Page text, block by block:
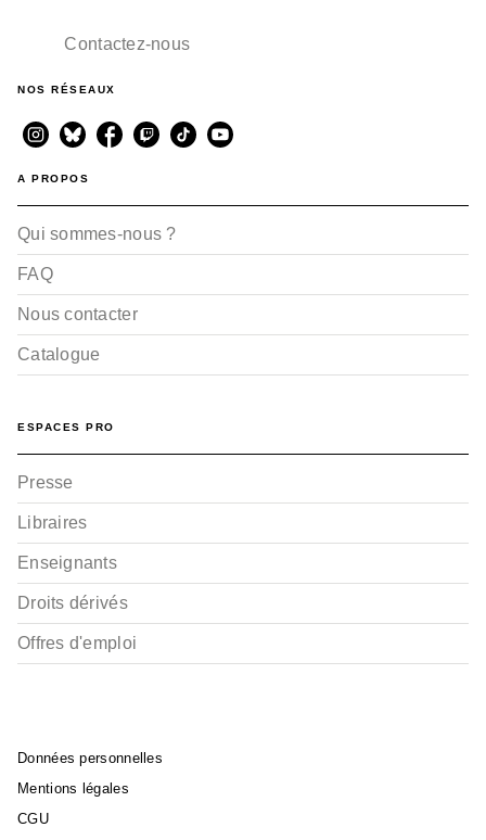
Contactez-nous
NOS RÉSEAUX
A PROPOS
Qui sommes-nous ?
FAQ
Nous contacter
Catalogue
ESPACES PRO
Presse
Libraires
Enseignants
Droits dérivés
Offres d'emploi
Données personnelles
Mentions légales
CGU